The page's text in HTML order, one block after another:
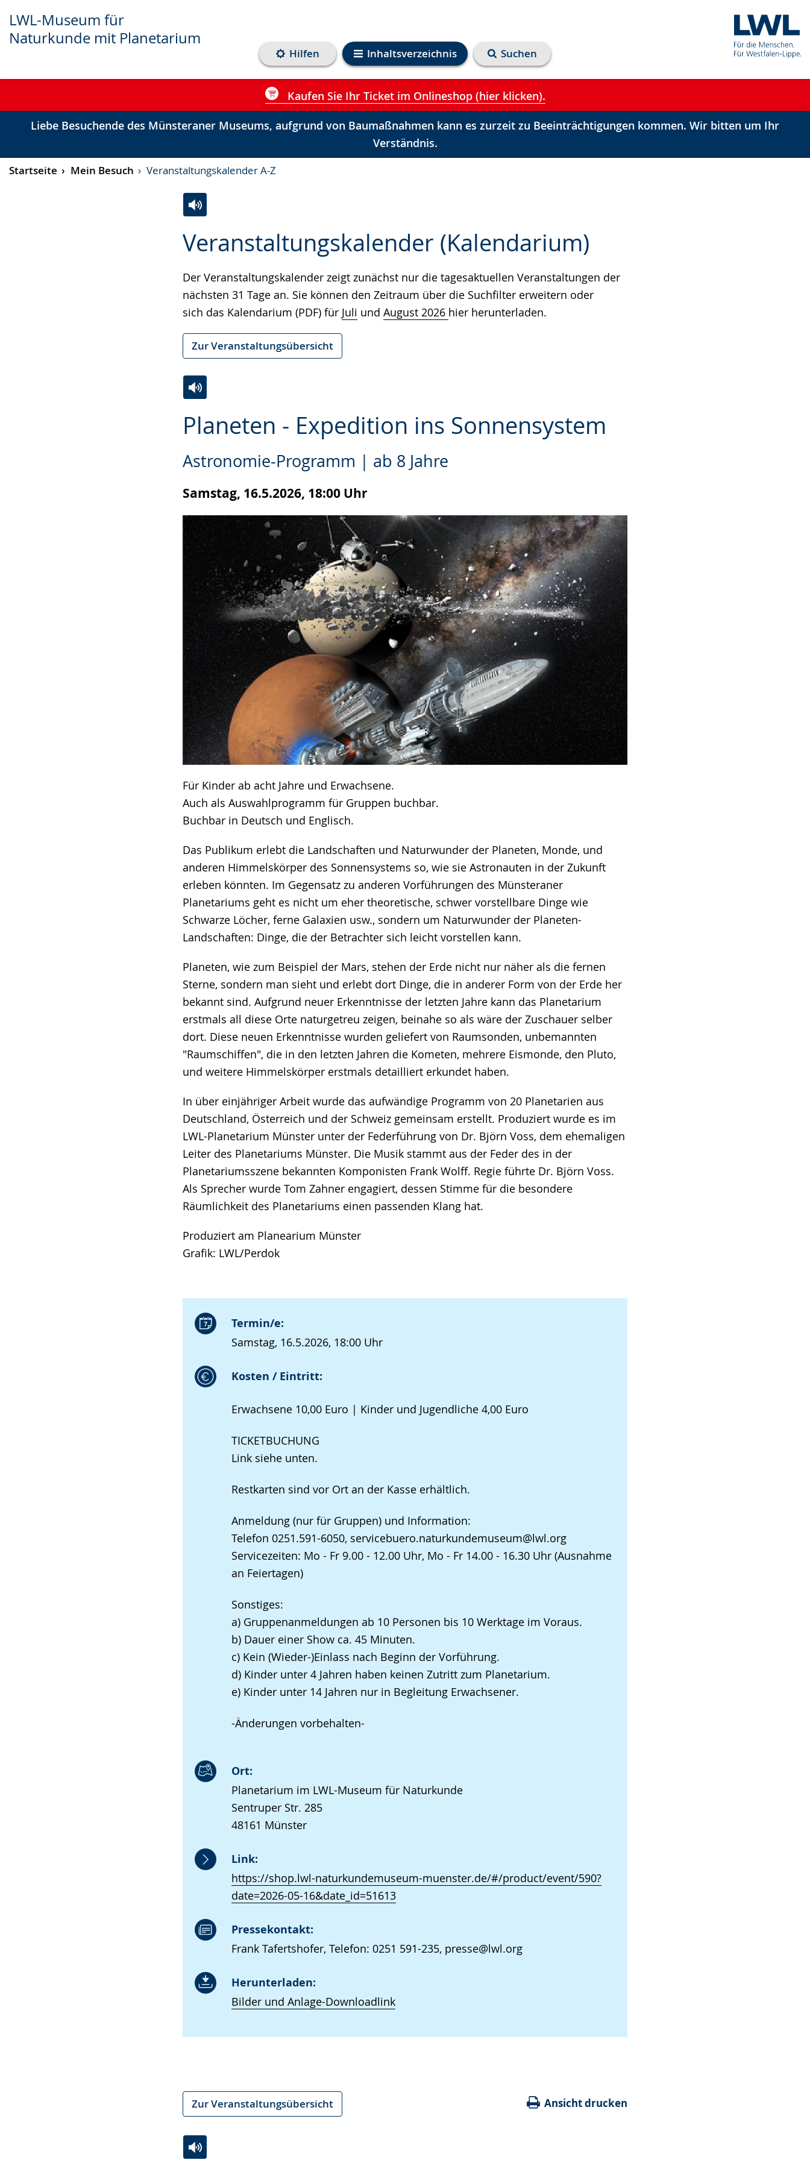
LWL-Museum für
Naturkunde mit Planetarium
Inhaltsverzeichnis
Hilfen Suchen
Kaufen Sie Ihr Ticket im Onlineshop (hier klicken).
Liebe Besuchende des Münsteraner Museums, aufgrund von Baumaßnahmen kann es zurzeit zu Beeinträchtigungen kommen. Wir bitten um Ihr
Verständnis.
Startseite Mein Besuch Veranstaltungskalender A-Z
Veranstaltungskalender (Kalendarium)
Der Veranstaltungskalender zeigt zunächst nur die tagesaktuellen Veranstaltungen der
nächsten 31 Tage an. Sie können den Zeitraum über die Suchfilter erweitern oder
sich das Kalendarium (PDF) für Juli und August 2026 hier herunterladen.
Leichten
wechseln.
Audio-
Video
Deutscher
Gebärdensprache
wird
angezeigt.
Zur Veranstaltungsübersicht
Planeten - Expedition ins Sonnensystem
Astronomie-Programm | ab 8 Jahre
Samstag, 16.5.2026, 18:00 Uhr
Für Kinder ab acht Jahre und Erwachsene.
Auch als Auswahlprogramm für Gruppen buchbar.
Buchbar in Deutsch und Englisch.
Das Publikum erlebt die Landschaften und Naturwunder der Planeten, Monde, und
anderen Himmelskörper des Sonnensystems so, wie sie Astronauten in der Zukunft
erleben könnten. Im Gegensatz zu anderen Vorführungen des Münsteraner
Planetariums geht es nicht um eher theoretische, schwer vorstellbare Dinge wie
Schwarze Löcher, ferne Galaxien usw., sondern um Naturwunder der Planeten-
Landschaften: Dinge, die der Betrachter sich leicht vorstellen kann.
Planeten, wie zum Beispiel der Mars, stehen der Erde nicht nur näher als die fernen
Sterne, sondern man sieht und erlebt dort Dinge, die in anderer Form von der Erde her
bekannt sind. Aufgrund neuer Erkenntnisse der letzten Jahre kann das Planetarium
erstmals all diese Orte naturgetreu zeigen, beinahe so als wäre der Zuschauer selber
dort. Diese neuen Erkenntnisse wurden geliefert von Raumsonden, unbemannten
"Raumschiffen", die in den letzten Jahren die Kometen, mehrere Eismonde, den Pluto,
und weitere Himmelskörper erstmals detailliert erkundet haben.
In über einjähriger Arbeit wurde das aufwändige Programm von 20 Planetarien aus
Deutschland, Österreich und der Schweiz gemeinsam erstellt. Produziert wurde es im
LWL-Planetarium Münster unter der Federführung von Dr. Björn Voss, dem ehemaligen
Leiter des Planetariums Münster. Die Musik stammt aus der Feder des in der
Planetariumsszene bekannten Komponisten Frank Wolff. Regie führte Dr. Björn Voss.
Als Sprecher wurde Tom Zahner engagiert, dessen Stimme für die besondere
Räumlichkeit des Planetariums einen passenden Klang hat.
Produziert am Planearium Münster
Grafik: LWL/Perdok
Termin/e:
Samstag, 16.5.2026, 18:00 Uhr
Kosten / Eintritt:
Erwachsene 10,00 Euro | Kinder und Jugendliche 4,00 Euro
TICKETBUCHUNG
Link siehe unten.
Restkarten sind vor Ort an der Kasse erhältlich.
Anmeldung (nur für Gruppen) und Information:
Telefon 0251.591-6050, servicebuero.naturkundemuseum@lwl.org
Servicezeiten: Mo - Fr 9.00 - 12.00 Uhr, Mo - Fr 14.00 - 16.30 Uhr (Ausnahme
an Feiertagen)
Sonstiges:
a) Gruppenanmeldungen ab 10 Personen bis 10 Werktage im Voraus.
b) Dauer einer Show ca. 45 Minuten.
c) Kein (Wieder-)Einlass nach Beginn der Vorführung.
d) Kinder unter 4 Jahren haben keinen Zutritt zum Planetarium.
e) Kinder unter 14 Jahren nur in Begleitung Erwachsener.
-Änderungen vorbehalten-
Ort:
Planetarium im LWL-Museum für Naturkunde
Sentruper Str. 285
48161 Münster
Link:
https://shop.lwl-naturkundemuseum-muenster.de/#/product/event/590?
date=2026-05-16&date_id=51613
Pressekontakt:
Frank Tafertshofer, Telefon: 0251 591-235, presse@lwl.org
Herunterladen:
Bilder und Anlage-Downloadlink
Leichten
wechseln.
Audio-
Video
Deutscher
wird
angezeigt.
Zur Veranstaltungsübersicht Ansicht drucken